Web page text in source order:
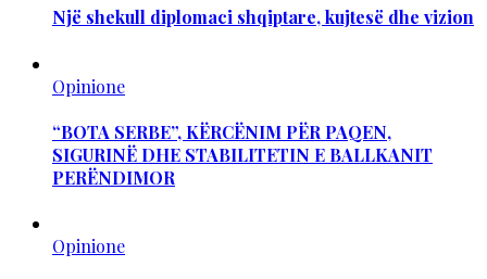
Një shekull diplomaci shqiptare, kujtesë dhe vizion
Opinione
“BOTA SERBE”, KËRCËNIM PËR PAQEN,
SIGURINË DHE STABILITETIN E BALLKANIT
PERËNDIMOR
Opinione